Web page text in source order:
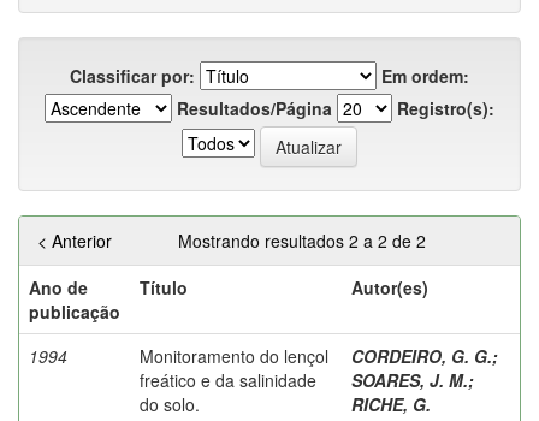
Classificar por:
Em ordem:
Resultados/Página
Registro(s):
Mostrando resultados 2 a 2 de 2
< Anterior
Ano de
publicação
Título Autor(es)
1994
Monitoramento do lençol
freático e da salinidade
do solo.
CORDEIRO, G. G.;
SOARES, J. M.;
RICHE, G.